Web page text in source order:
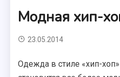
Модная хип-
23.05.2014
Одежда в стиле «хип-